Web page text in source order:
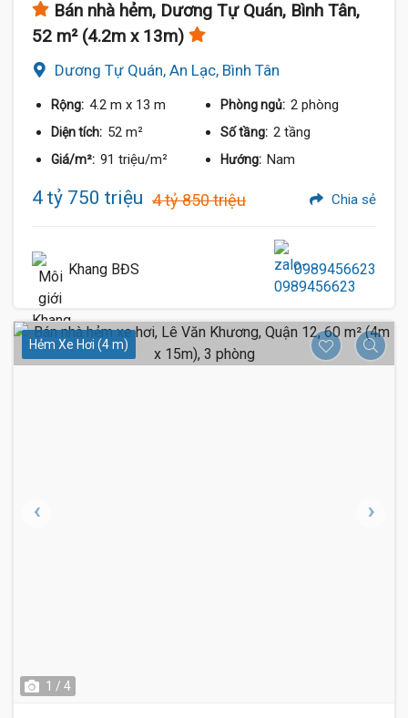
Bán nhà hẻm, Dương Tự Quán, Bình Tân,
52 m² (4.2m x 13m)
Dương Tự Quán, An Lạc, Bình Tân
Rộng: 4.2 m x 13 m Phòng ngủ: 2 phòng
Diện tích: 52 m² Số tầng: 2 tầng
Giá/m²: 91 triệu/m² Hướng: Nam
4 tỷ 750 triệu 4 tỷ 850 triệu Chia sẻ
Khang BĐS 0989456623
Hẻm Xe Hơi (4 m)
1 / 4